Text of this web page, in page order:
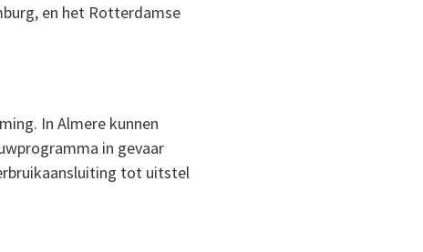
en het Rotterdamse
In Almere kunnen
in gevaar
tot uitstel